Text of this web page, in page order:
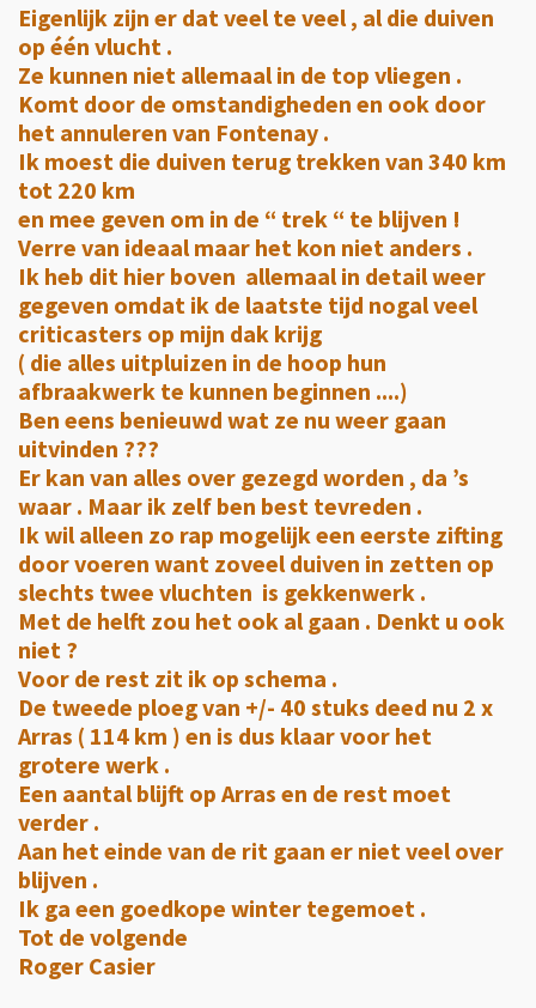
Eigenlijk zijn er dat veel te veel , al die duiven
op één vlucht .
Ze kunnen niet allemaal in de top vliegen .
Komt door de omstandigheden en ook door
het annuleren van Fontenay .
Ik moest die duiven terug trekken van 340 km
tot 220 km
en mee geven om in de “ trek “ te blijven !
Verre van ideaal maar het kon niet anders .
Ik heb dit hier boven allemaal in detail weer
gegeven omdat ik de laatste tijd nogal veel
criticasters op mijn dak krijg
( die alles uitpluizen in de hoop hun
afbraakwerk te kunnen beginnen ....)
Ben eens benieuwd wat ze nu weer gaan
uitvinden ???
Er kan van alles over gezegd worden , da ’s
waar . Maar ik zelf ben best tevreden .
Ik wil alleen zo rap mogelijk een eerste zifting
door voeren want zoveel duiven in zetten op
slechts twee vluchten is gekkenwerk .
Met de helft zou het ook al gaan . Denkt u ook
niet ?
Voor de rest zit ik op schema .
De tweede ploeg van +/- 40 stuks deed nu 2 x
Arras ( 114 km ) en is dus klaar voor het
grotere werk .
Een aantal blijft op Arras en de rest moet
verder .
Aan het einde van de rit gaan er niet veel over
blijven .
Ik ga een goedkope winter tegemoet .
Tot de volgende
Roger Casier